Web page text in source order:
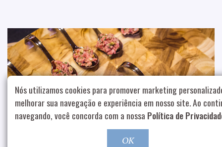
Nós utilizamos cookies para promover marketing
melhorar sua navegação e experiência em nosso site. Ao
navegando, você concorda com a nossa Política de
OK